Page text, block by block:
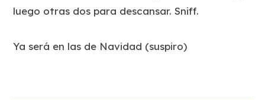
luego otras dos para descansar. Sniff.
Ya será en las de Navidad (suspiro)